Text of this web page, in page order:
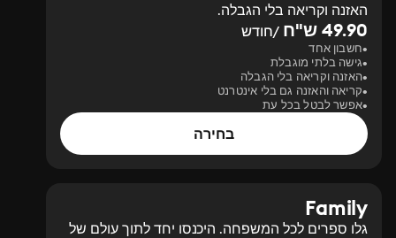
האזנה וקריאה בלי הגבלה.
49.90 ש"ח /חודש
חשבון אחד
גישה בלתי מוגבלת
האזנה וקריאה בלי הגבלה
קריאה והאזנה גם בלי אינטרנט
אפשר לבטל בכל עת
בחירה
Family
גלו ספרים לכל המשפחה. היכנסו יחד לתוך עולם של